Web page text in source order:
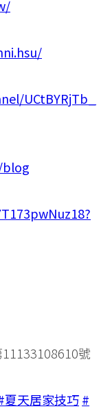
UCtBYRjTb_
blog
號
夏天居家技巧#